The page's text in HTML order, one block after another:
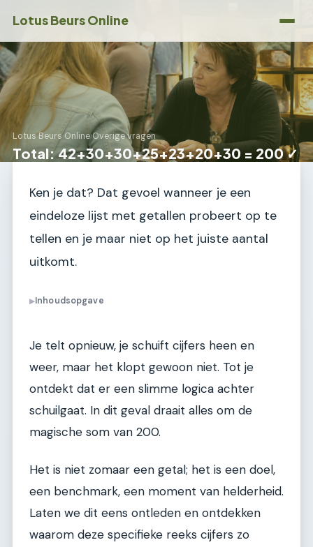
Lotus Beurs Online
Lotus Beurs Online›Overige vragen
Total: 42+30+30+25+23+20+30 = 200 ✓
Ken je dat? Dat gevoel wanneer je een
eindeloze lijst met getallen probeert op te
tellen en je maar niet op het juiste aantal
uitkomt.
▶Inhoudsopgave
Je telt opnieuw, je schuift cijfers heen en
weer, maar het klopt gewoon niet. Tot je
ontdekt dat er een slimme logica achter
schuilgaat. In dit geval draait alles om de
magische som van 200.
Het is niet zomaar een getal; het is een doel,
een benchmark, een moment van helderheid.
Laten we dit eens ontleden en ontdekken
waarom deze specifieke reeks cijfers zo